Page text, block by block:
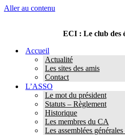
Aller au contenu
ECI : Le club des
Accueil
Actualité
Les sites des amis
Contact
L’ASSO
Le mot du président
Statuts – Règlement
Historique
Les membres du CA
Les assemblées